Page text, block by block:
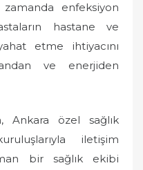
zamanda enfeksiyon
hastane ve
etme ihtiyacını
ve enerjiden
Ankara özel sağlık
iletişim
bir sağlık ekibi